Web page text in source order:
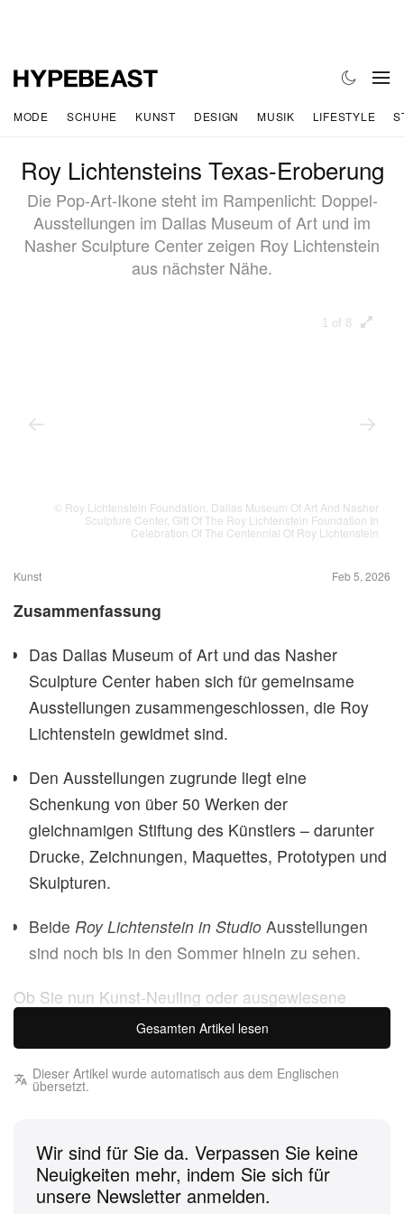
MODE SCHUHE KUNST DESIGN MUSIK LIFESTYLE
Roy Lichtensteins Texas-Eroberung
Die Pop-Art-Ikone steht im Rampenlicht: Doppel-
Ausstellungen im Dallas Museum of Art und im
Nasher Sculpture Center zeigen Roy Lichtenstein
aus nächster Nähe.
1 of 8
© Roy Lichtenstein Foundation. Dallas Museum Of Art And Nasher
Sculpture Center, Gift Of The Roy Lichtenstein Foundation In
Celebration Of The Centennial Of Roy Lichtenstein
Kunst Feb 5, 2026
Zusammenfassung
Das Dallas Museum of Art und das Nasher
Sculpture Center haben sich für gemeinsame
Ausstellungen zusammengeschlossen, die Roy
Lichtenstein gewidmet sind.
Den Ausstellungen zugrunde liegt eine
Schenkung von über 50 Werken der
gleichnamigen Stiftung des Künstlers – darunter
Drucke, Zeichnungen, Maquettes, Prototypen und
Skulpturen.
Beide Roy Lichtenstein in Studio Ausstellungen
sind noch bis in den Sommer hinein zu sehen.
Ob Sie nun Kunst-Neuling oder ausgewiesene
Kennerin bzw. Kenner sind: Roy Lichtenstein
kennen Sie – den Pop-Art-Pionier mit seinen Ben-
Day-Punkt-Gemälden von tränenreichen Heldinnen,
gleichnamigen Stiftung rückt der New Yorker
Künstler in Dallas nun mit einer
museumsübergreifenden Präsentation in den
Gesamten Artikel lesen
Dieser Artikel wurde automatisch aus dem Englischen
übersetzt.
Wir sind für Sie da. Verpassen Sie keine
Neuigkeiten mehr, indem Sie sich für
unsere Newsletter anmelden.